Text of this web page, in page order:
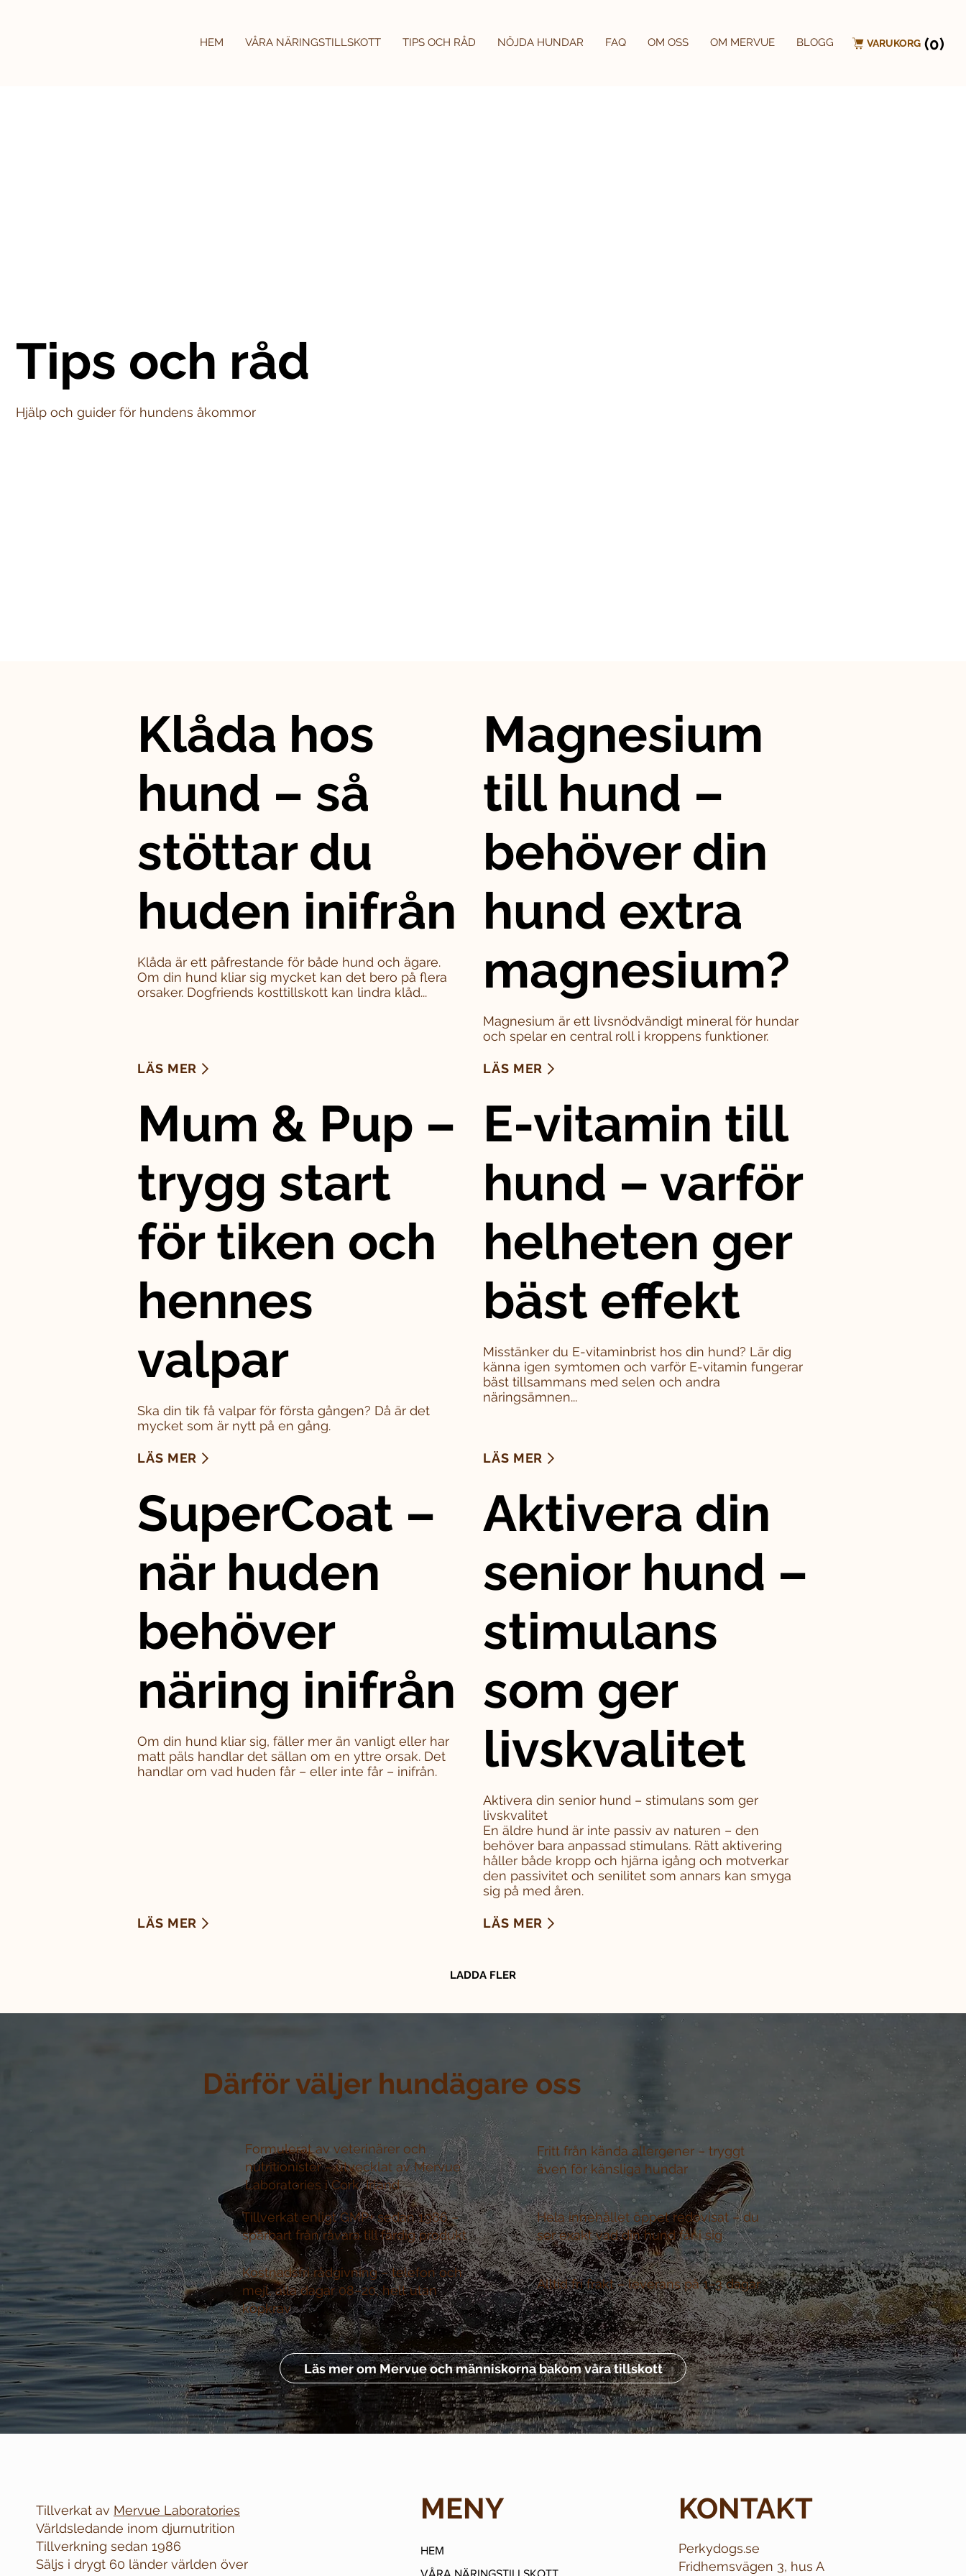
HEM VÅRA NÄRINGSTILLSKOTT TIPS OCH RÅD NÖJDA HUNDAR FAQ OM OSS OM MERVUE BLOGG VARUKORG (0)
Tips och råd
Hjälp och guider för hundens åkommor
Därför väljer hundägare oss
Formulerat av veterinärer och
nutritionister –utvecklat av Mervue
Laboratories i Cork, Irland
Tillverkat enligt GMP+ sedan 1986 –
spårbart från råvara till färdig produkt
Kostnadsfri rådgivning –telefon och
mejl, alla dagar 08–20, helt utan
köpkrav
Läs mer om Mervue och människorna bakom våra tillskott
Fritt från kända allergener – tryggt
även för känsliga hundar
Hela innehållet öppet redovisat –du
ser exakt vad din hund får i sig
Alltid fri frakt –leverans på 1–3 dagar
Klåda hos
hund – så
stöttar du
huden inifrån
Klåda är ett påfrestande för både hund och ägare.
Om din hund kliar sig mycket kan det bero på flera
orsaker. Dogfriends kosttillskott kan lindra klåd...
LÄS MER
Magnesium
till hund –
behöver din
hund extra
magnesium?
Magnesium är ett livsnödvändigt mineral för hundar
och spelar en central roll i kroppens funktioner.
LÄS MER
Mum & Pup –
trygg start
för tiken och
hennes
valpar
Ska din tik få valpar för första gången? Då är det
mycket som är nytt på en gång.
LÄS MER
E-vitamin till
hund – varför
helheten ger
bäst effekt
Misstänker du E-vitaminbrist hos din hund? Lär dig
känna igen symtomen och varför E-vitamin fungerar
bäst tillsammans med selen och andra
näringsämnen...
LÄS MER
SuperCoat –
när huden
behöver
näring inifrån
Om din hund kliar sig, fäller mer än vanligt eller har
matt päls handlar det sällan om en yttre orsak. Det
handlar om vad huden får – eller inte får – inifrån.
LÄS MER
Aktivera din
senior hund –
stimulans
som ger
livskvalitet
Aktivera din senior hund – stimulans som ger
livskvalitet
En äldre hund är inte passiv av naturen – den
behöver bara anpassad stimulans. Rätt aktivering
håller både kropp och hjärna igång och motverkar
den passivitet och senilitet som annars kan smyga
sig på med åren.
LÄS MER
LADDA FLER
Tillverkat av Mervue Laboratories
Världsledande inom djurnutrition
Tillverkning sedan 1986
Säljs i drygt 60 länder världen över
MENY
HEM
VÅRA NÄRINGSTILLSKOTT
KONTAKT
Perkydogs.se
Fridhemsvägen 3, hus A